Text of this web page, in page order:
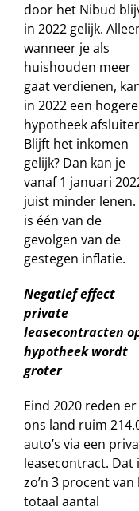
door het Nibud
in 2022 gelijk.
wanneer je als
huishouden meer
gaat verdienen,
in 2022 een hogere
hypotheek
Blijft het inkomen
gelijk? Dan kan je
vanaf 1 januari
juist minder
is één van de
gevolgen van de
gestegen inflatie.
Negatief effect
private
leasecontracten
hypotheek wordt
groter
Eind 2020 reden
ons land ruim
auto’s via een
leasecontract. Dat
zo’n 3 procent van
totaal aantal